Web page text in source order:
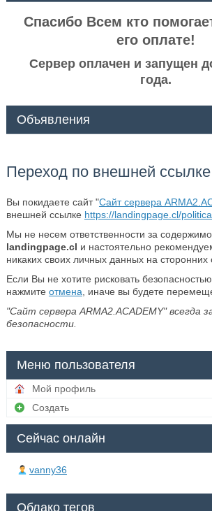
Спасибо Всем кто
его оплате!
Сервер оплачен и запущен
года.
Объявления
Переход по внешней ссылке
Вы покидаете сайт "Сайт сервера
внешней ссылке https://landingpage.cl/
Мы не несем ответственности за
landingpage.cl и настоятельно
никаких своих личных данных на сторонних
Если Вы не хотите рисковать
нажмите отмена , иначе вы будете
"Сайт сервера ARMA2.ACADEMY" всегда
безопасности.
Меню пользователя
Мой профиль
Создать
Сейчас онлайн
vanny36
Облако тегов